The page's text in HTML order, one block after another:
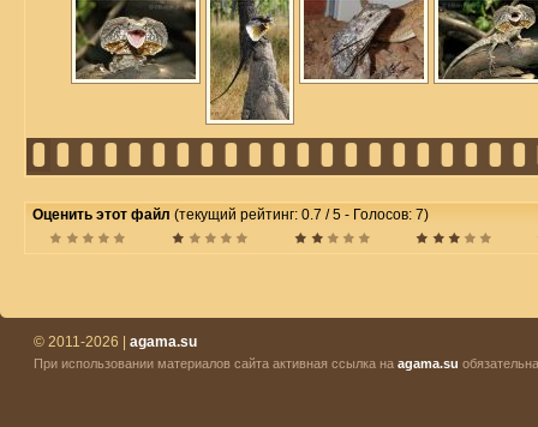
Оценить этот файл (текущий рейтинг: 0.7 / 5 - Голосов: 7)
© 2011-2026 | agama.su
При использовании материалов сайта активная ссылка на agama.su